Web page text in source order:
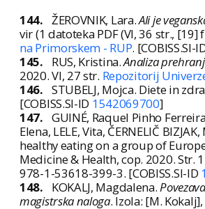
144. ŽEROVNIK, Lara.Ali je
vir (1 datoteka PDF (VI, 36 str., [19]
na Primorskem - RUP. [COBISS.SI-
145.
RUS, Kristina.Analiza
2020. VI, 27 str. Repozitorij
146. STUBELJ, Mojca. Diete in
[COBISS.SI-ID 1542069700]
147. GUINÉ, Raquel Pinho
Elena, LELE, Vita, ČERNELIČ
healthy eating on a group of
Medicine & Health, cop. 2020.
978-1-53618-399-3. [COBISS.SI-ID
148.
KOKALJ, Magdalena.
magistrska naloga. Izola: [M.